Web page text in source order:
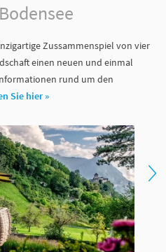
Zussammenspiel von vier
einen neuen und einmal
rund um den
Sie hier »